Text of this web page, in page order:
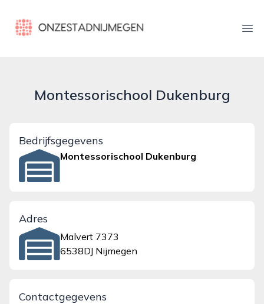
onzestadnijmegen.nl
Montessorischool Dukenburg
Bedrijfsgegevens
Montessorischool Dukenburg
Adres
Malvert 7373
6538DJ Nijmegen
Contactgegevens